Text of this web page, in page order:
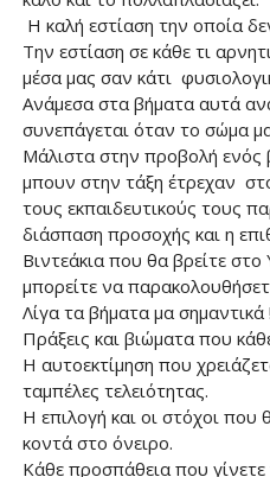
Η καλή εστίαση την οποία
Την εστίαση σε κάθε τι
μέσα μας σαν κάτι
Ανάμεσα στα βήματα αυτά
συνεπάγεται όταν το σώμα
Μάλιστα στην προβολή ενός
μπουν στην τάξη έτρεχαν
τους εκπαιδευτικούς τους
διάσπαση προσοχής και η
Βιντεάκια που θα βρείτε στο
μπορείτε να
Λίγα τα βήματα μα σημαντικά !
Πράξεις και βιώματα που
Η αυτοεκτίμηση που
ταμπέλες τελειότητας.
Η επιλογή και οι στόχοι
κοντά στο όνειρο.
Κάθε προσπάθεια που γίνετε